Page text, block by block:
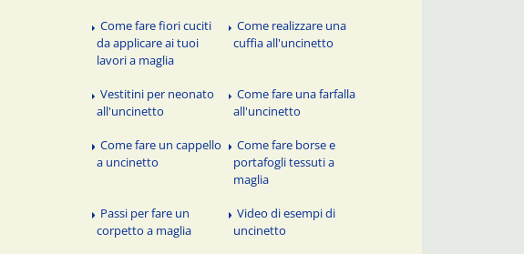
Come fare fiori cuciti
da applicare ai tuoi
lavori a maglia
Come realizzare una
cuffia all'uncinetto
Vestitini per neonato
all'uncinetto
Come fare una farfalla
all'uncinetto
Come fare un cappello
a uncinetto
Come fare borse e
portafogli tessuti a
maglia
Passi per fare un
corpetto a maglia
Video di esempi di
uncinetto